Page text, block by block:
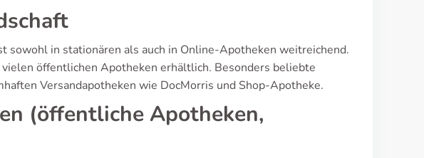
sowohl in stationären als auch in Online-Apotheken weitreichend.
öffentlichen Apotheken erhältlich. Besonders beliebte
Versandapotheken wie DocMorris und Shop-Apotheke.
(öffentliche Apotheken,